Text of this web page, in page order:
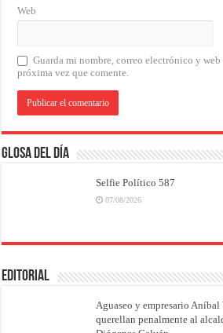
Web
Guarda mi nombre, correo electrónico y web
próxima vez que comente.
Glosa del Día
Selfie Político 587
07/08/2026
EDITORIAL
Aguaseo y empresario
querellan penalmente al